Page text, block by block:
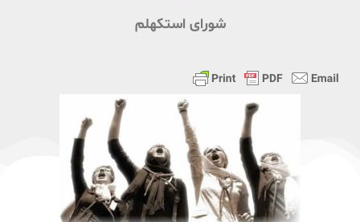
شورای استکهلم